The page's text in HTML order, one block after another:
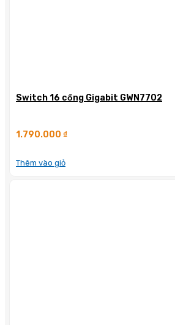
Switch 16 cổng Gigabit GWN7702
1.790.000 ₫
Thêm vào giỏ